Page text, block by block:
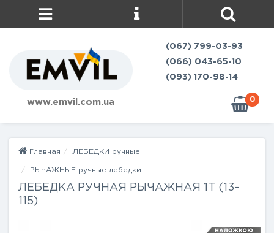
www.emvil.com.ua
(067) 799-03-93
(066) 043-65-10
(093) 170-98-14
0
Главная ЛЕБЁДКИ ручные
РЫЧАЖНЫЕ ручные лебедки
ЛЕБЕДКА РУЧНАЯ РЫЧАЖНАЯ 1Т (13-
115)